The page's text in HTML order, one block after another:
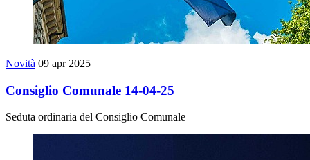
Novità 09 apr 2025
Consiglio Comunale 14-04-25
Seduta ordinaria del Consiglio Comunale